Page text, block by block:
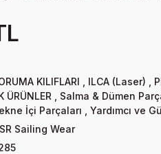
KILIFLARI ILCA (Laser)
ÜRÜNLER
Salma & Dümen
İçi Parçaları
Yardımcı ve
Sailing Wear